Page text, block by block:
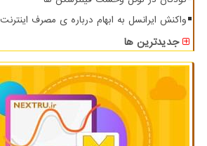
واکنش ایرانسل به ابهام درباره ی مصرف اینترنت
جدیدترین ها